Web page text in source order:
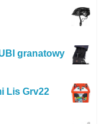
granatowy
Lis Grv22